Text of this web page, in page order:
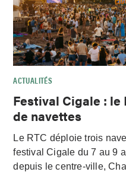
ACTUALITÉS
Festival Cigale : le
de navettes
Le RTC déploie trois
festival Cigale du 7 au 9
depuis le centre-ville,